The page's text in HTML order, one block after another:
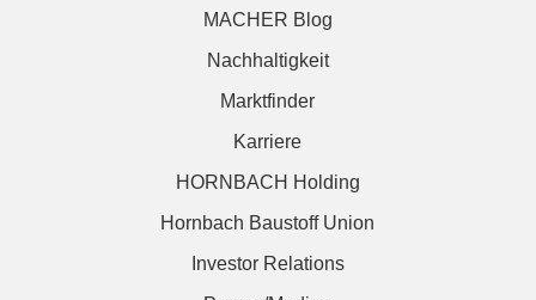
MACHER Blog
Nachhaltigkeit
Marktfinder
Karriere
HORNBACH Holding
Hornbach Baustoff Union
Investor Relations